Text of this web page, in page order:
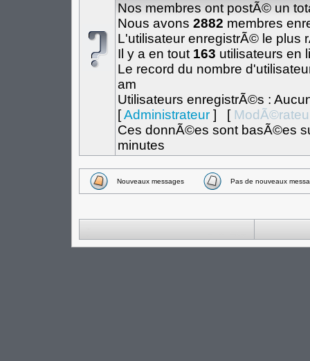
Nos membres ont postÃ© un
Nous avons 2882 membres
L'utilisateur enregistrÃ© le plus
Il y a en tout 163 utilisateurs en
Le record du nombre
am
Utilisateurs enregistrÃ©s :
[Administrateur] [
Ces donnÃ©es sont basÃ©es
minutes
Nouveaux messages Pas de nouveaux